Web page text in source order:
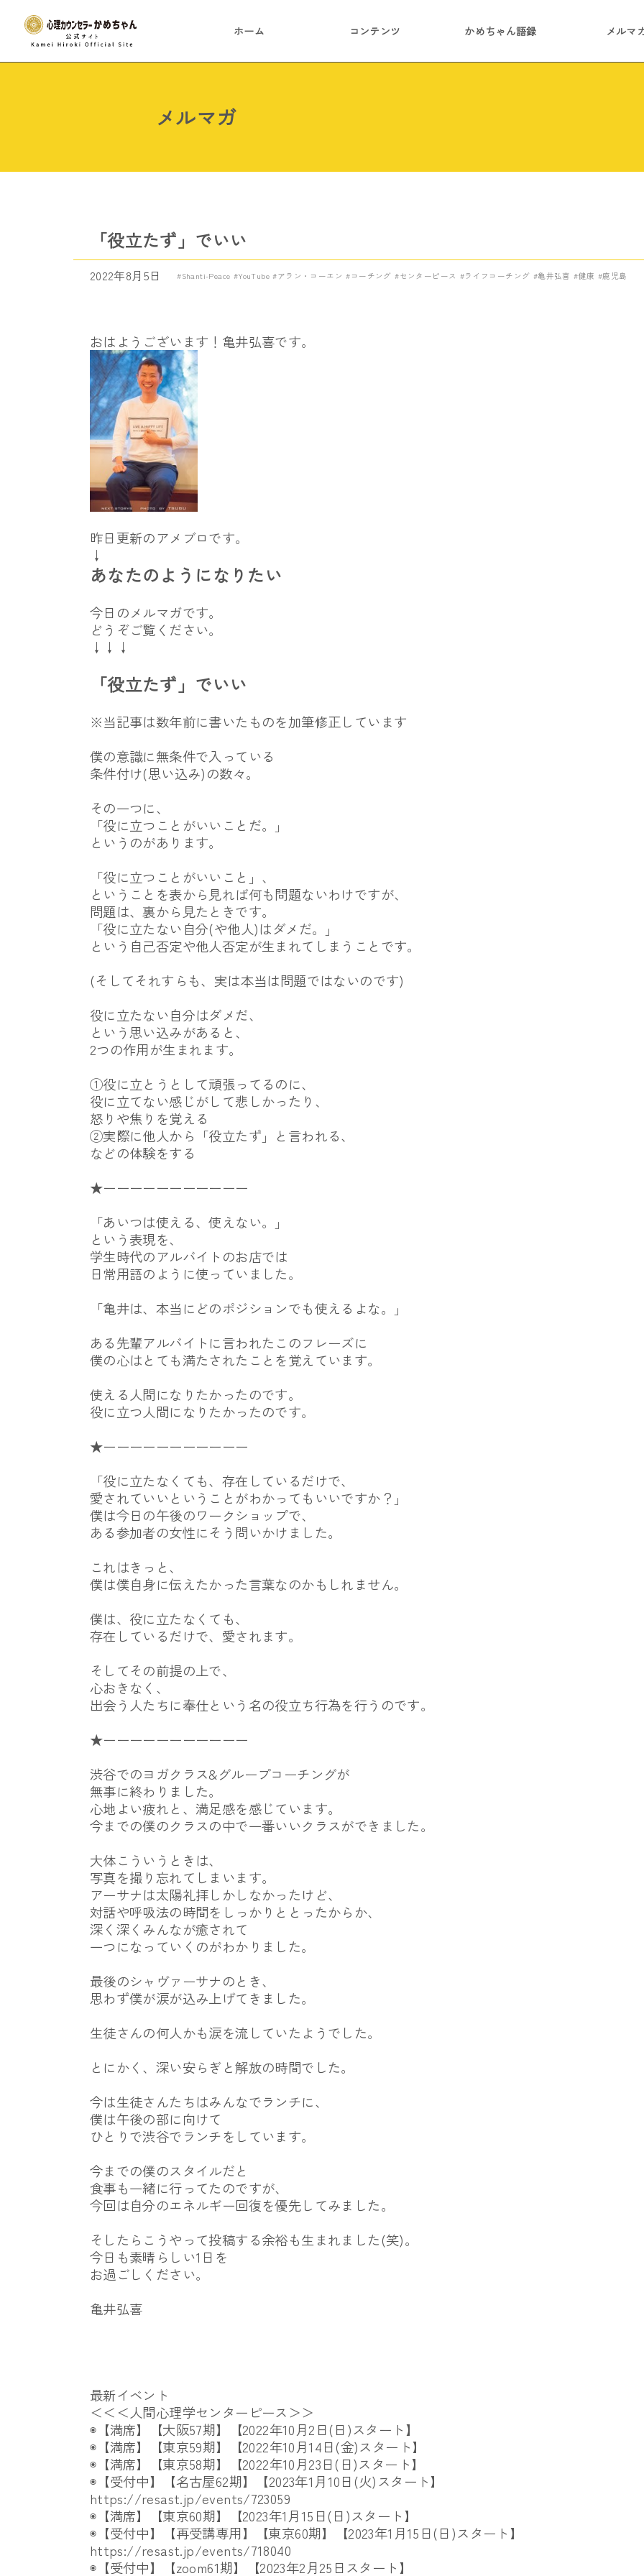
ホーム コンテンツ かめちゃん語録 メルマ
メルマガ
「役立たず」でいい
2022年8月5日 Shanti-Peace YouTube アラン・コーエン コーチング センターピース ライフコーチング 亀井弘喜 健康 鹿児島
おはようございます！亀井弘喜です。
昨日更新のアメブロです。
↓
あなたのようになりたい
今日のメルマガです。
どうぞご覧ください。
↓↓↓
「役立たず」でいい
※当記事は数年前に書いたものを加筆修正しています
僕の意識に無条件で入っている
条件付け(思い込み)の数々。
その一つに、
「役に立つことがいいことだ。」
というのがあります。
「役に立つことがいいこと」、
ということを表から見れば何も問題ないわけですが、
問題は、裏から見たときです。
「役に立たない自分(や他人)はダメだ。」
という自己否定や他人否定が生まれてしまうことです。
(そしてそれすらも、実は本当は問題ではないのです)
役に立たない自分はダメだ、
という思い込みがあると、
2つの作用が生まれます。
①役に立とうとして頑張ってるのに、
役に立てない感じがして悲しかったり、
怒りや焦りを覚える
②実際に他人から「役立たず」と言われる、
などの体験をする
★ーーーーーーーーーーー
「あいつは使える、使えない。」
という表現を、
学生時代のアルバイトのお店では
日常用語のように使っていました。
「亀井は、本当にどのポジションでも使えるよな。」
ある先輩アルバイトに言われたこのフレーズに
僕の心はとても満たされたことを覚えています。
使える人間になりたかったのです。
役に立つ人間になりたかったのです。
★ーーーーーーーーーーー
「役に立たなくても、存在しているだけで、
愛されていいということがわかってもいいですか？」
僕は今日の午後のワークショップで、
ある参加者の女性にそう問いかけました。
これはきっと、
僕は僕自身に伝えたかった言葉なのかもしれません。
僕は、役に立たなくても、
存在しているだけで、愛されます。
そしてその前提の上で、
心おきなく、
出会う人たちに奉仕という名の役立ち行為を行うのです。
★ーーーーーーーーーーー
渋谷でのヨガクラス&グループコーチングが
無事に終わりました。
心地よい疲れと、満足感を感じています。
今までの僕のクラスの中で一番いいクラスができました。
大体こういうときは、
写真を撮り忘れてしまいます。
アーサナは太陽礼拝しかしなかったけど、
対話や呼吸法の時間をしっかりととったからか、
深く深くみんなが癒されて
一つになっていくのがわかりました。
最後のシャヴァーサナのとき、
思わず僕が涙が込み上げてきました。
生徒さんの何人かも涙を流していたようでした。
とにかく、深い安らぎと解放の時間でした。
今は生徒さんたちはみんなでランチに、
僕は午後の部に向けて
ひとりで渋谷でランチをしています。
今までの僕のスタイルだと
食事も一緒に行ってたのですが、
今回は自分のエネルギー回復を優先してみました。
そしたらこうやって投稿する余裕も生まれました(笑)。
今日も素晴らしい1日を
お過ごしください。
亀井弘喜
最新イベント
＜＜＜人間心理学センターピース＞＞
◉【満席】【大阪57期】【2022年10月2日(日)スタート】
◉【満席】【東京59期】【2022年10月14日(金)スター ト】
◉【満席】【東京58期】【2022年10月23日(日)スター ト】
◉【受付中】【名古屋62期】【2023年1月10日(火)スタート】
https://resast.jp/events/723059
◉【満席】【東京60期】【2023年1月15日(日)スタート】
◉【受付中】【再受講専用】【東京60期】【2023年1月15日(日)スタート】
https://resast.jp/events/718040
◉【受付中】【zoom61期】【2023年2月25日スタート】